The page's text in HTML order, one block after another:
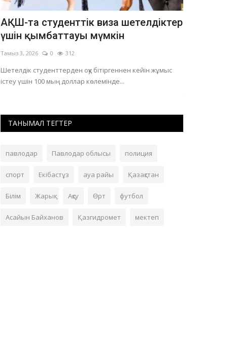
АҚШ-та студенттік виза шетелдіктер
үшін қымбаттауы мүмкін
Тамыз 3, 2026 0 312
Шетелдік студенттерден оқу бітіргеннен кейін жұмыс
істеу үшін 100 мың доллар көлемінде...
ТАНЫМАЛ ТЕГТЕР
павлодар Павлодар облысы полиция
спорт Екібастұз ауа райы Қазақстан
Білім Жарық Ақсу Өрт футбол
Асайын Байханов Қазгидромет мектеп